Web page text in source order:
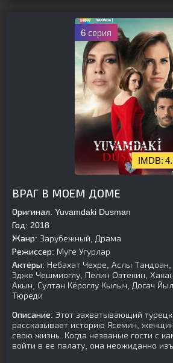
6 серия
ВРАГ В МОЕМ ДОМЕ
Оригинал: Yuvamdaki Dusman
Год: 2018
Жанр: Зарубежный, Драма
Режиссер: Муге Угурлар
Актёры: Небахат Чехре, Аслы Тандоан,
Эдже Чешмиоглу, Пелин Озтекин,
Акын, Султан Кёроглу Кылыч, Догач
Тюреди
Описание: Этот захватывающий
рассказывает историю Ясемин,
свою жизнь. Когда незваные гости с
войти в ее палату, она неожиданно